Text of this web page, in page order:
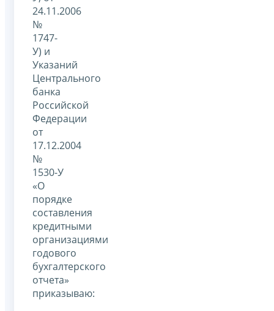
24.11.2006
№
1747-
У) и
Указаний
Центрального
банка
Российской
Федерации
от
17.12.2004
№
1530-У
«О
порядке
составления
кредитными
организациями
годового
бухгалтерского
отчета»
приказываю: